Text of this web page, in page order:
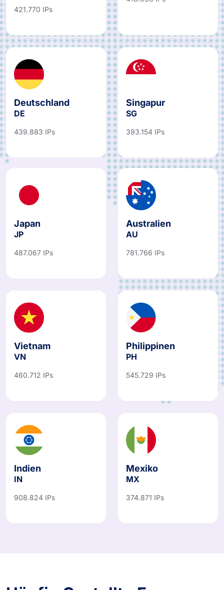
421.770 IPs
Deutschland
DE
439.883 IPs
Singapur
SG
393.154 IPs
Japan
JP
487.067 IPs
Australien
AU
781.766 IPs
Vietnam
VN
460.712 IPs
Philippinen
PH
545.729 IPs
Indien
IN
908.824 IPs
Mexiko
MX
374.871 IPs